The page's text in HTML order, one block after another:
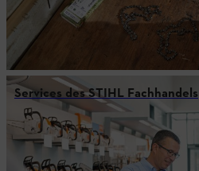
Services des STIHL Fachhandels